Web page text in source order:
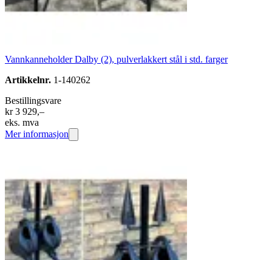
Vannkanneholder Dalby (2), pulverlakkert stål i std. farger
Artikkelnr. 1-140262
Bestillingsvare
kr 3 929,–
eks. mva
Mer informasjon